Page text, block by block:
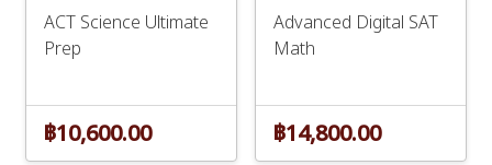
ACT Science Ultimate
Prep
฿10,600.00
Advanced Digital SAT
Math
฿14,800.00